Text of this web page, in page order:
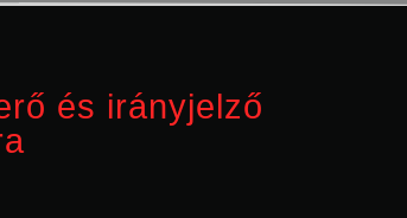
és irányjelző